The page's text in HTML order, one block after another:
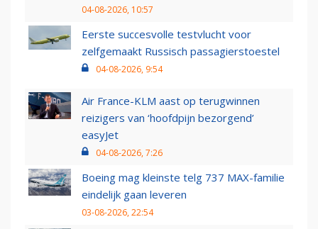
04-08-2026, 10:57
Eerste succesvolle testvlucht voor
zelfgemaakt Russisch passagierstoestel
04-08-2026, 9:54
Air France-KLM aast op terugwinnen
reizigers van ‘hoofdpijn bezorgend’
easyJet
04-08-2026, 7:26
Boeing mag kleinste telg 737 MAX-familie
eindelijk gaan leveren
03-08-2026, 22:54